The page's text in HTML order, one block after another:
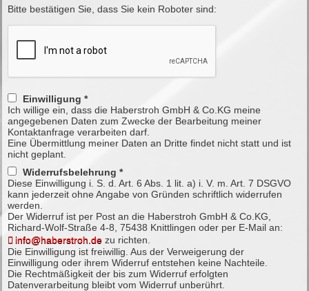
Bitte bestätigen Sie, dass Sie kein Roboter sind:
Einwilligung *
Ich willige ein, dass die Haberstroh GmbH & Co.KG meine
angegebenen Daten zum Zwecke der Bearbeitung meiner
Kontaktanfrage verarbeiten darf.
Eine Übermittlung meiner Daten an Dritte findet nicht statt und ist
nicht geplant.
Widerrufsbelehrung *
Diese Einwilligung i. S. d. Art. 6 Abs. 1 lit. a) i. V. m. Art. 7 DSGVO
kann jederzeit ohne Angabe von Gründen schriftlich widerrufen
werden.
Der Widerruf ist per Post an die Haberstroh GmbH & Co.KG,
Richard-Wolf-Straße 4-8, 75438 Knittlingen oder per E-Mail an:
info@haberstroh.dezu richten.
Die Einwilligung ist freiwillig. Aus der Verweigerung der
Einwilligung oder ihrem Widerruf entstehen keine Nachteile.
Die Rechtmäßigkeit der bis zum Widerruf erfolgten
Datenverarbeitung bleibt vom Widerruf unberührt.